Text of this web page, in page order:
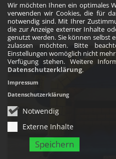
Wir möchten Ihnen ein optimales
verwenden wir Cookies, die für
notwendig sind. Mit Ihrer
die zur Anzeige externer Inhalte
genutzt werden. Sie können selbst
zulassen möchten. Bitte
Einstellungen womöglich nicht
Verfügung stehen. Weitere
Datenschutzerklärung.
Notwendig
Externe Inhalte
Speichern
Impressum
Datenschutzerklärung
Mehr